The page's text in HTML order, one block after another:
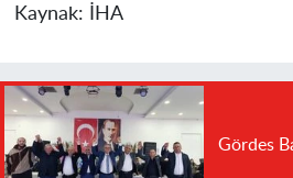
Kaynak: İHA
Gördes